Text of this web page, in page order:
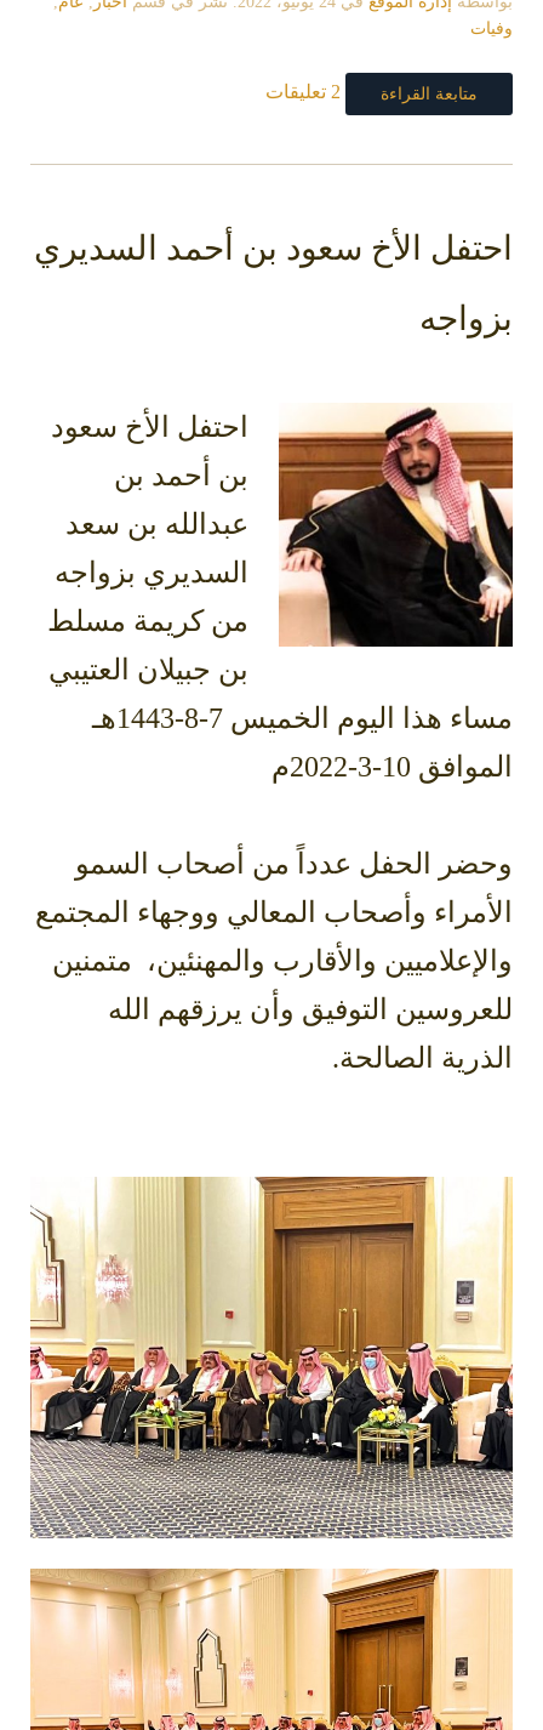
وفيات
متابعة القراءة 2 تعليقات
احتفل الأخ سعود بن أحمد السديري
بزواجه
احتفل الأخ سعود
بن أحمد بن
عبدالله بن سعد
السديري بزواجه
من كريمة مسلط
بن جبيلان العتيبي
مساء هذا اليوم الخميس 7-8-1443هـ
الموافق 10-3-2022م
وحضر الحفل عدداً من أصحاب السمو
الأمراء وأصحاب المعالي ووجهاء المجتمع
والإعلاميين والأقارب والمهنئين، متمنين
للعروسين التوفيق وأن يرزقهم الله
الذرية الصالحة.